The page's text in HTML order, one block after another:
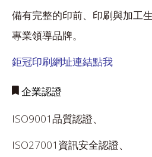
備有完整的印前、印刷與加工
專業領導品牌。
鉅冠印刷網址連結點我
企業認證
ISO9001品質認證、
ISO27001資訊安全認證、